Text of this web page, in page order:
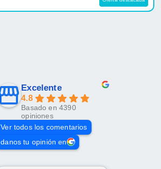
Excelente
4.8
Basado en 4390
opiniones
Ver todos los comentarios
danos tu opinión en